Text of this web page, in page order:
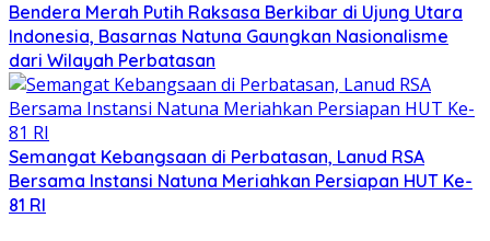
Bendera Merah Putih Raksasa Berkibar di Ujung Utara
Indonesia, Basarnas Natuna Gaungkan Nasionalisme
dari Wilayah Perbatasan
Semangat Kebangsaan di Perbatasan, Lanud RSA
Bersama Instansi Natuna Meriahkan Persiapan HUT Ke-
81 RI